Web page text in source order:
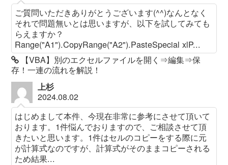
ご質問いただきありがとうございます(^^)なんとなく
それで問題無いとは思いますが、以下を試してみても
らえますか？
Range("A1").CopyRange("A2").PasteSpecial xlP...
【VBA】別のエクセルファイルを開く⇒編集⇒保
存！一連の流れを解説！
上杉
2024.08.02
はじめまして本件、今現在非常に参考にさせて頂いて
おります。1件悩んでおりますので、ご相談させて頂
きたいと思います。1件はセルのコピーをする際に元
が計算式なのですが、計算式がそのままコピーされる
ため結果...